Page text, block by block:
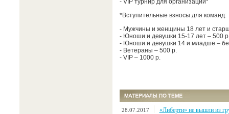
- VIP турнир для организаций*
*Вступительные взносы для команд:
- Мужчины и женщины 18 лет и
- Юноши и девушки 15-17 лет – 500
- Юноши и девушки 14 и младше –
- Ветераны – 500 р.
- VIP – 1000 р.
28.07.2017 «Либерти» не вышли из